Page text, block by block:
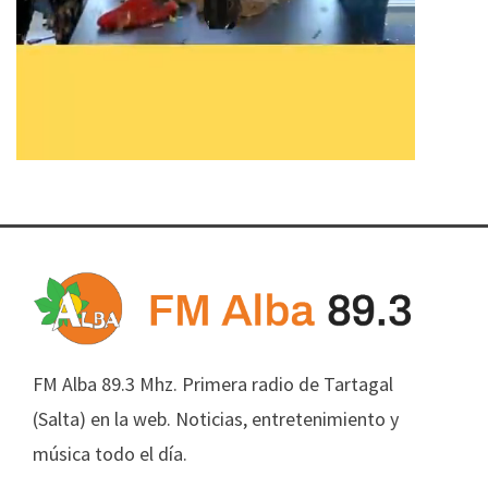
FM Alba 89.3 Mhz. Primera radio de Tartagal
(Salta) en la web. Noticias, entretenimiento y
música todo el día.